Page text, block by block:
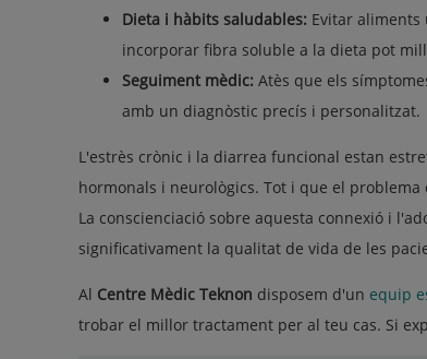
Dieta i hàbits saludables: Evitar aliments
incorporar fibra soluble a la dieta pot
Seguiment mèdic: Atès que els
amb un diagnòstic precís i personalitzat.
L'estrès crònic i la diarrea funcional estan
hormonals i neurològics. Tot i que el
La conscienciació sobre aquesta connexió i
significativament la qualitat de vida de les
Al Centre Mèdic Teknon disposem d'un equip
trobar el millor tractament per al teu cas. Si